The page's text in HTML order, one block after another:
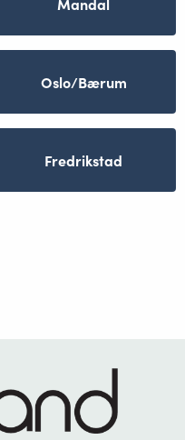
Oslo/Bærum
Fredrikstad